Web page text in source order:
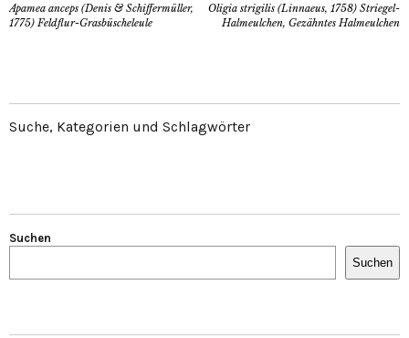
Apamea anceps (Denis & Schiffermüller,
1775) Feldflur-Grasbüscheleule
Oligia strigilis (Linnaeus, 1758) Striegel-
Halmeulchen, Gezähntes Halmeulchen
Suche, Kategorien und Schlagwörter
Suchen
Suchen